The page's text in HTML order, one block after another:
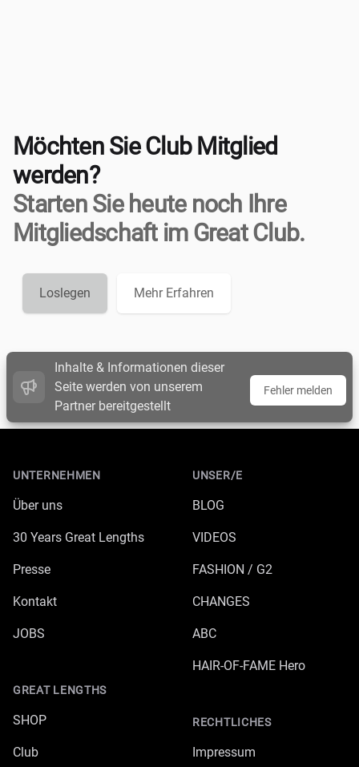
Möchten Sie Club Mitglied
werden?
Starten Sie heute noch Ihre
Mitgliedschaft im Great Club.
Loslegen Mehr Erfahren
Inhalte & Informationen dieser
Seite werden von unserem
Partner bereitgestellt
Fehler melden
UNTERNEHMEN
Über uns
30 Years Great Lengths
Presse
Kontakt
JOBS
GREAT LENGTHS
SHOP
Club
UNSER/E
BLOG
VIDEOS
FASHION / G2
CHANGES
ABC
HAIR-OF-FAME Hero
RECHTLICHES
Impressum